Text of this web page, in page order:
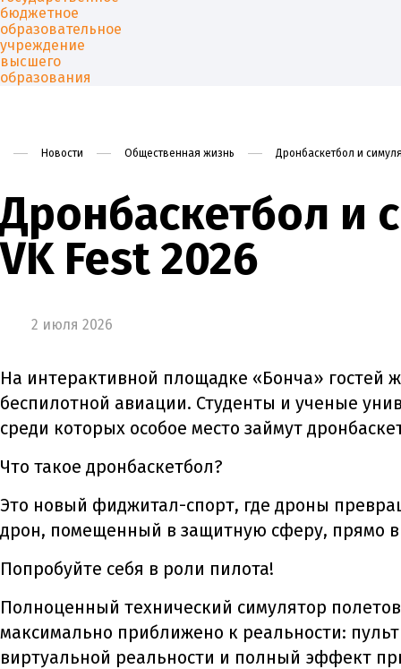
Новости Общественная жизнь Дронбаскетбол и
Дронбаскетбол и
VK Fest 2026
2 июля 2026
На интерактивной площадке «Бонча» гостей
беспилотной авиации. Студенты и ученые
среди которых особое место займут
Что такое дронбаскетбол?
Это новый фиджитал-спорт, где дроны
дрон, помещенный в защитную сферу, прямо
Попробуйте себя в роли пилота!
Полноценный технический симулятор
максимально приближено к реальности:
виртуальной реальности и полный эффект